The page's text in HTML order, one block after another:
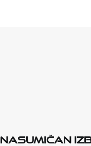
Nasumičan